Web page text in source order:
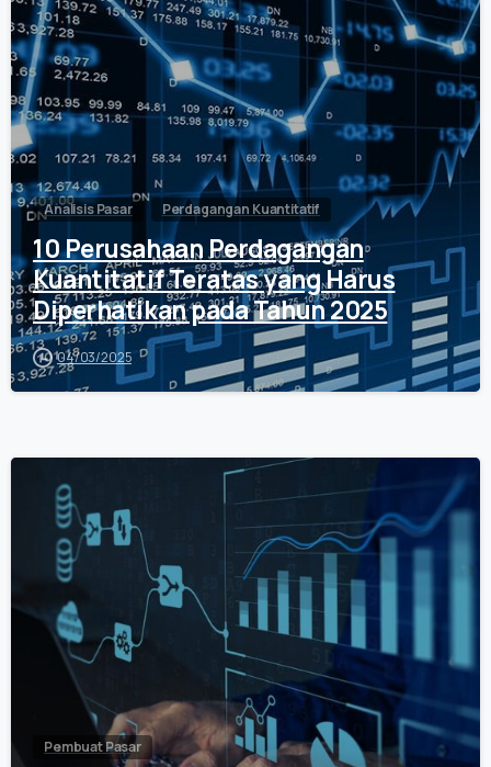
Analisis Pasar Perdagangan Kuantitatif
10 Perusahaan Perdagangan
Kuantitatif Teratas yang Harus
Diperhatikan pada Tahun 2025
04/03/2025
0
Pembuat Pasar